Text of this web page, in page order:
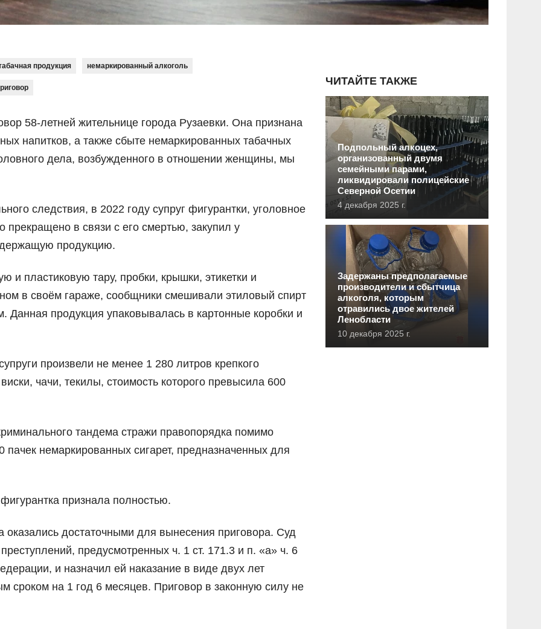
продукция немаркированный алкоголь
58-летней жительнице города Рузаевки. Она признана
напитков, а также сбыте немаркированных табачных
дела, возбужденного в отношении женщины, мы
следствия, в 2022 году супруг фигурантки, уголовное
в связи с его смертью, закупил у
продукцию.
и пластиковую тару, пробки, крышки, этикетки и
в своём гараже, сообщники смешивали этиловый спирт
Данная продукция упаковывалась в картонные коробки и
произвели не менее 1 280 литров крепкого
чачи, текилы, стоимость которого превысила 600
тандема стражи правопорядка помимо
пачек немаркированных сигарет, предназначенных для
признала полностью.
оказались достаточными для вынесения приговора. Суд
предусмотренных ч. 1 ст. 171.3 и п. «а» ч. 6
и назначил ей наказание в виде двух лет
сроком на 1 год 6 месяцев. Приговор в законную силу не
ЧИТАЙТЕ ТАКЖЕ
Подпольный алкоцех,
организованный двумя
семейными парами,
ликвидировали полицейские
Северной Осетии
4 декабря 2025 г.
Задержаны предполагаемые
производители и сбытчица
алкоголя, которым
отравились двое жителей
Ленобласти
10 декабря 2025 г.